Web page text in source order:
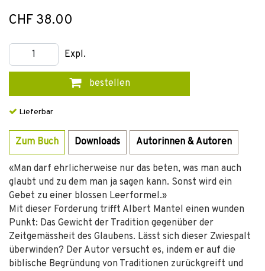
CHF 38.00
Expl.
bestellen
Lieferbar
Zum Buch Downloads Autorinnen & Autoren
«Man darf ehrlicherweise nur das beten, was man auch
glaubt und zu dem man ja sagen kann. Sonst wird ein
Gebet zu einer blossen Leerformel.»
Mit dieser Forderung trifft Albert Mantel einen wunden
Punkt: Das Gewicht der Tradition gegenüber der
Zeitgemässheit des Glaubens. Lässt sich dieser Zwiespalt
überwinden? Der Autor versucht es, indem er auf die
biblische Begründung von Traditionen zurückgreift und